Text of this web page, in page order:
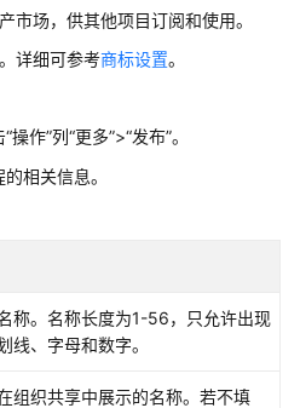
市场，供其他项目订阅和使用。
详细可参考商标设置。
“操作”列“更多”>“发布”。
相关信息。
称。名称长度为1-56，只允许出现
线、字母和数字。
组织共享中展示的名称。若不填